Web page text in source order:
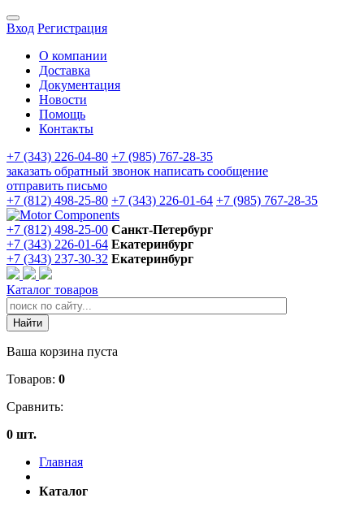
Вход Регистрация
О компании
Доставка
Документация
Новости
Помощь
Контакты
+7 (343) 226-04-80 +7 (985) 767-28-35
заказать обратный звонок написать сообщение
отправить письмо
+7 (812) 498-25-80 +7 (343) 226-01-64 +7 (985) 767-28-35
+7 (812) 498-25-00 Санкт-Петербург
+7 (343) 226-01-64 Екатеринбург
+7 (343) 237-30-32 Екатеринбург
Каталог товаров
Ваша корзина пуста
Товаров: 0
Сравнить:
0 шт.
Главная
Каталог